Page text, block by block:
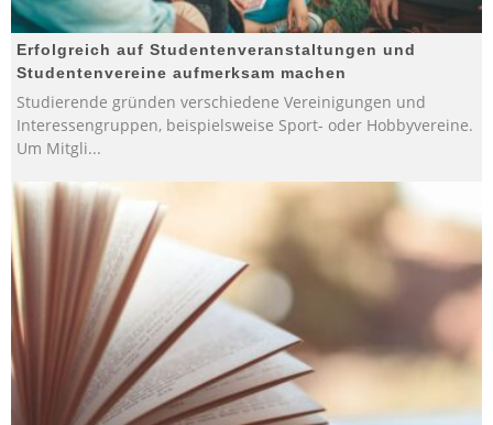
Erfolgreich auf Studentenveranstaltungen und
Studentenvereine aufmerksam machen
Studierende gründen verschiedene Vereinigungen und
Interessengruppen, beispielsweise Sport- oder Hobbyvereine.
Um Mitgli...